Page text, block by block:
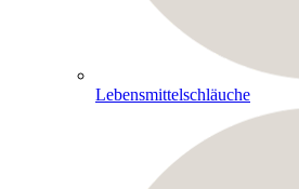
Lebensmittelschläuche